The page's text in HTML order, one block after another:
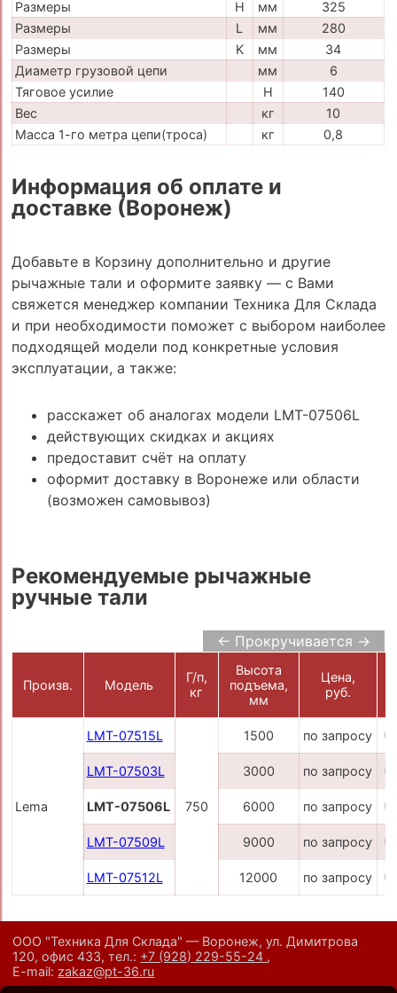
Размеры
H мм
325
Размеры
L мм
280
Размеры
K мм
34
Диаметр грузовой цепи
мм
6
Тяговое усилие
H
140
Вес
кг
10
Масса 1-го метра цепи(троса)
кг 0,8
Информация об оплате и
доставке (Воронеж)
Добавьте в Корзину дополнительно и другие
рычажные тали и оформите заявку — с Вами
свяжется менеджер компании Техника Для Склада
и при необходимости поможет с выбором наиболее
подходящей модели под конкретные условия
эксплуатации, а также:
расскажет об аналогах модели LMT-07506L
действующих скидках и акциях
предоставит счёт на оплату
оформит доставку в Воронеже или области
(возможен самовывоз)
Рекомендуемые рычажные
ручные тали
← Прокручивается →
Произв. Модель
Г/п,
кг
Высота
подъема,
мм
Цена,
руб.
Lema
LMT-07515L
750
1500 по запросу
LMT-07503L 3000 по запросу
LMT-07506L 6000 по запросу
LMT-07509L 9000 по запросу
LMT-07512L 12000 по запросу
ООО "Техника Для Склада" — Воронеж, ул. Димитрова
120, офис 433,тел.: +7 (928) 229-55-24 ,
E-mail: zakaz@pt-36.ru